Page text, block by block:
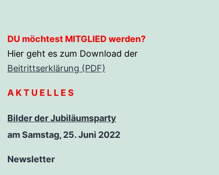
DU möchtest MITGLIED werden?
Hier geht es zum Download der
Beitrittserklärung (PDF)
A K T U E L L E S
Bilder der Jubiläumsparty
am Samstag, 25. Juni 2022
Newsletter